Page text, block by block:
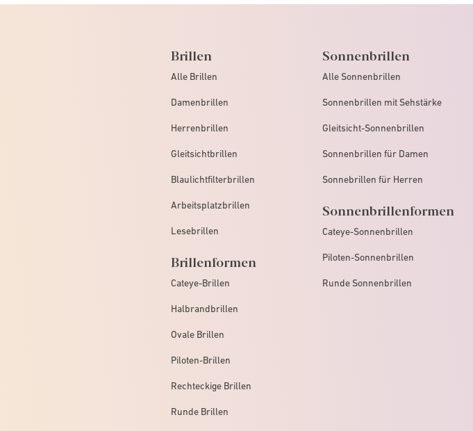
Brillen
Alle Brillen
Damenbrillen
Herrenbrillen
Gleitsichtbrillen
Blaulichtfilterbrillen
Arbeitsplatzbrillen
Lesebrillen
Brillenformen
Cateye-Brillen
Halbrandbrillen
Ovale Brillen
Piloten-Brillen
Rechteckige Brillen
Runde Brillen
Sonnenbrillen
Alle Sonnenbrillen
Sonnenbrillen mit Sehstärke
Gleitsicht-Sonnenbrillen
Sonnenbrillen für Damen
Sonnebrillen für Herren
Sonnenbrillenformen
Cateye-Sonnenbrillen
Piloten-Sonnenbrillen
Runde Sonnenbrillen